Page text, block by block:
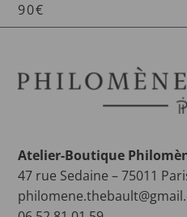
90€
Atelier-Boutique
47 rue Sedaine – 75011